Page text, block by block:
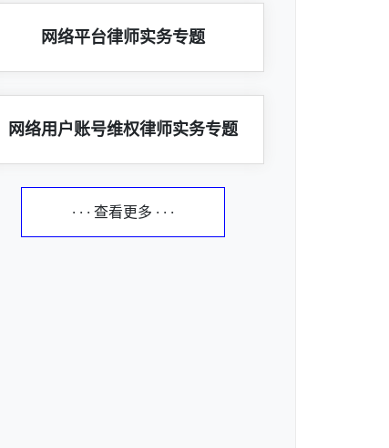
网络平台律师实务专题
网络用户账号维权律师实务专题
· · · 查看更多 · · ·